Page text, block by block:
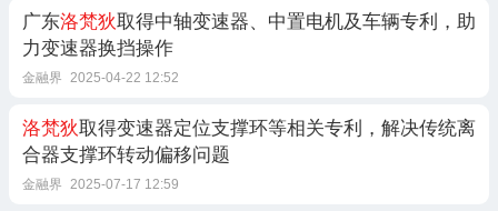
广东洛梵狄取得中轴变速器、中置电机及车辆专利，助
力变速器换挡操作
金融界 2025-04-22 12:52
洛梵狄取得变速器定位支撑环等相关专利，解决传统离
合器支撑环转动偏移问题
金融界 2025-07-17 12:59